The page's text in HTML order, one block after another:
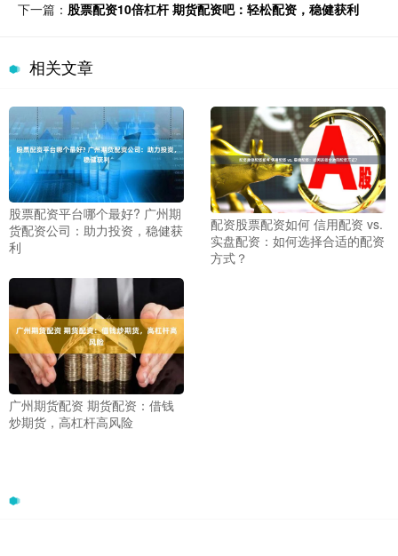
下一篇： 股票配资10倍杠杆 期货配资吧：轻松配资，稳健获利
相关文章
股票配资平台哪个最好? 广州期
货配资公司：助力投资，稳健获
利
配资股票配资如何 信用配资 vs.
实盘配资：如何选择合适的配资
方式？
广州期货配资 期货配资：借钱
炒期货，高杠杆高风险